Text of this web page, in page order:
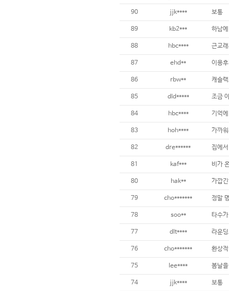
90 jjk**** 보통
89 kb2*** 하남
88 hbc**** 근교
87 ehd** 이용
86 rbw** 캐슬
85 dld***** 조금
84 hbc****
83 hoh**** 가까
82 dre****** 집에
81 kaf*** 비가
80 hak** 가깝
79 cho*******
78 soo** 타수
77 dlt****
76 cho******* 환상
75 lee**** 봄날
74 jjk**** 보통